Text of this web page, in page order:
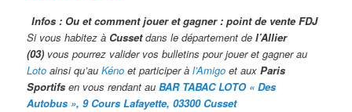
Infos : Ou et comment jouer et gagner : point de vente FDJ
Si vous habitez à Cussetdans le département de l’Allier
(03) vous pourrez valider vos bulletins pour jouer et gagner au
Loto ainsi qu’auKéno et participer àl’Amigo et auxParis
Sportifs en vous rendant auBAR TABAC LOTO « Des
Autobus », 9 Cours Lafayette, 03300 Cusset